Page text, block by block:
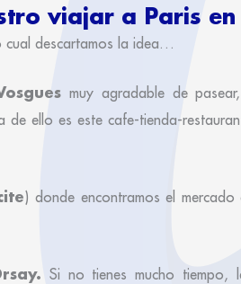
viajar a Paris en
cual descartamos la idea…
muy agradable de
ello es este cafe-tienda-
) donde encontramos el
Si no tienes mucho